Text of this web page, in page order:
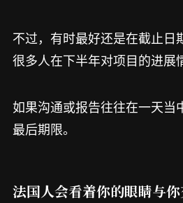
不过，有时最好还是在截止日
很多人在下半年对项目的进展
如果沟通或报告往往在一天当
最后期限。
法国人会看着你的眼睛与你